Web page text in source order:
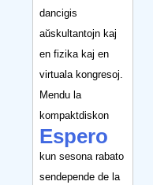
dancigis
aŭskultantojn kaj
en fizika kaj en
virtuala kongresoj.
Mendu la
kompaktdiskon
Espero
kun sesona rabato
sendepende de la